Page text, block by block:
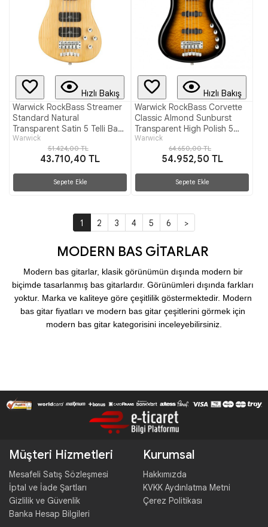
Hızlı Bakış
Warwick RockBass Streamer
Standard Natural
Transparent Satin 5 Telli Bas
Gitar
Warwick
51.424,00 TL
43.710,40 TL
Sepete Ekle
Hızlı Bakış
Warwick RockBass Corvette
Classic Almond Sunburst
Transparent High Polish 5
Telli Bas Gitar
Warwick
64.650,00 TL
54.952,50 TL
Sepete Ekle
1 2 3 4 5 6 >
MODERN BAS GİTARLAR
Modern bas gitarlar, klasik görünümün dışında modern bir
biçimde tasarlanmış bas gitarlardır. Görünümleri dışında farkları
yoktur. Marka ve kaliteye göre çeşitlilik göstermektedir. Modern
bas gitar fiyatları ve modern bas gitar çeşitlerini görmek için
modern bas gitar kategorisini inceleyebilirsiniz.
Müşteri Hizmetleri
Mesafeli Satış Sözleşmesi
İptal ve İade Şartları
Gizlilik ve Güvenlik
Banka Hesap Bilgileri
Kurumsal
Hakkımızda
KVKK Aydınlatma Metni
Çerez Politikası